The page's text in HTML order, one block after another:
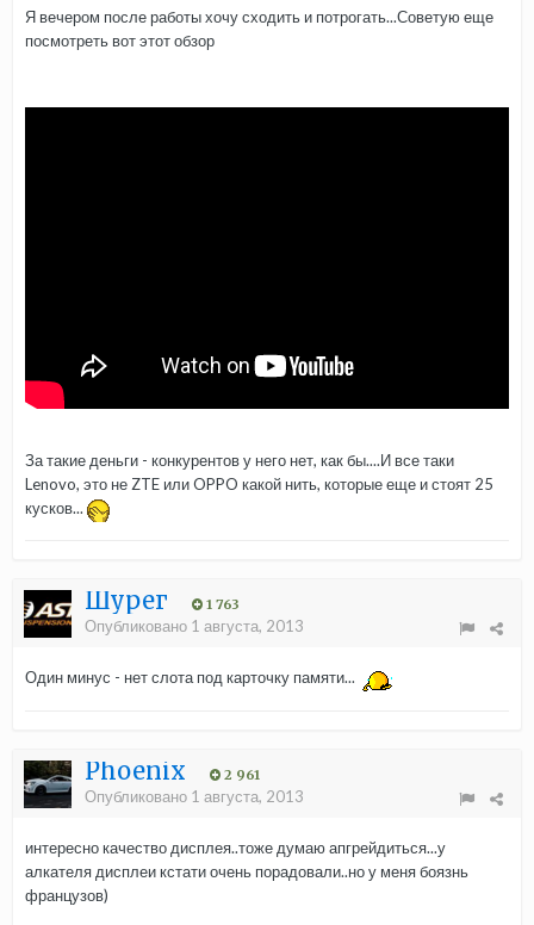
Я вечером после работы хочу сходить и потрогать...Советую еще
посмотреть вот этот обзор
За такие деньги - конкурентов у него нет, как бы....И все таки
Lenovo, это не ZTE или OPPO какой нить, которые еще и стоят 25
кусков...
Шурег 1 763
Опубликовано 1 августа, 2013
Один минус - нет слота под карточку памяти...
Phoenix 2 961
Опубликовано 1 августа, 2013
интересно качество дисплея..тоже думаю апгрейдиться...у
алкателя дисплеи кстати очень порадовали..но у меня боязнь
французов)